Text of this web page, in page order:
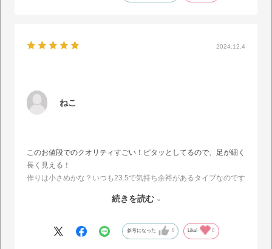
2024.12.4
ねこ
このお値段でのクオリティすごい！ピタッとしてるので、足が細く
長く見える！
作りは小さめかな？いつも23.5で気持ち余裕があるタイプなのです
ディズニーでも平気だったというクチコミを見て購入しました。何
はしんどかったので中敷気を入れたところ足の裏は良いのですが、
今度はきつくなってしまい、つま先を少し曲げた状態になってしま
続きを読む
参考になった 0 Like! 0